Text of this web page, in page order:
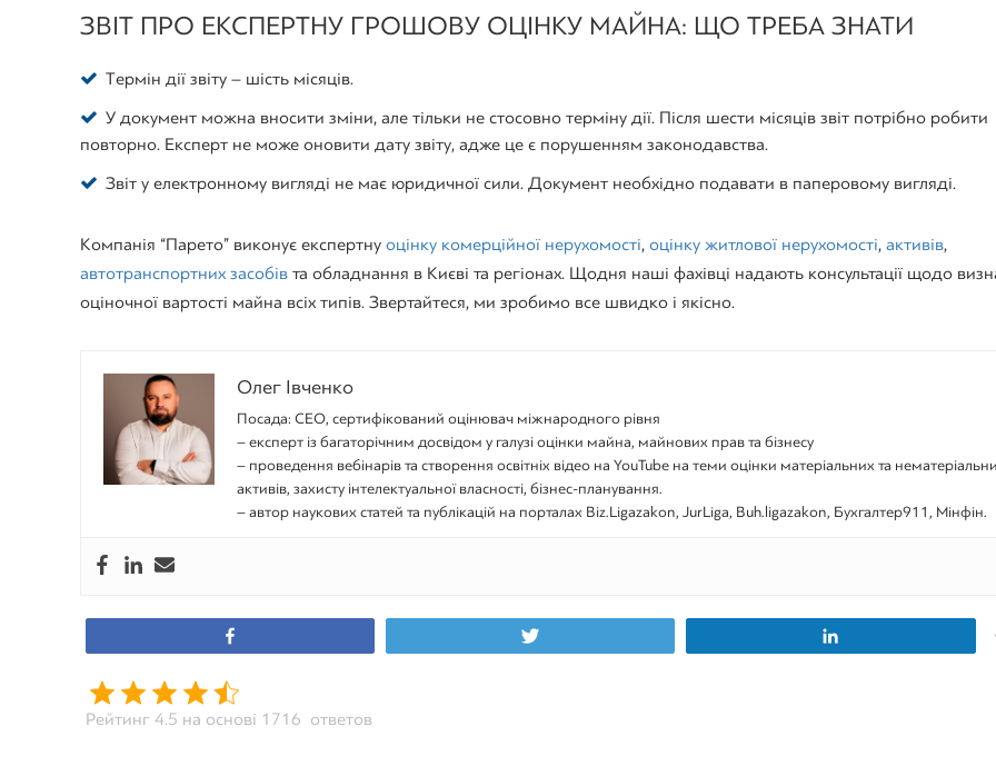
ЗВІТ ПРО ЕКСПЕРТНУ ГРОШОВУ ОЦІНКУ МАЙНА: ЩО ТРЕБА ЗНАТИ
Термін дії звіту – шість місяців.
У документ можна вносити зміни, але тільки не стосовно терміну дії. Після шести місяців звіт потрібно робити
повторно. Експерт не може оновити дату звіту, адже це є порушенням законодавства.
Звіт у електронному вигляді не має юридичної сили. Документ необхідно подавати в паперовому вигляді.
Компанія “Парето” виконує експертну оцінку комерційної нерухомості, оцінку житлової нерухомості, активів,
автотранспортних засобів та обладнання в Києві та регіонах. Щодня наші фахівці надають консультації щодо
оціночної вартості майна всіх типів. Звертайтеся, ми зробимо все швидко і якісно.
Олег Івченко
Посада: CEO, сертифікований оцінювач міжнародного рівня
– експерт із багаторічним досвідом у галузі оцінки майна, майнових прав та бізнесу
– проведення вебінарів та створення освітніх відео на YouTube на теми оцінки матеріальних та
активів, захисту інтелектуальної власності, бізнес-планування.
– автор наукових статей та публікацій на порталах Biz.Ligazakon, JurLiga, Buh.ligazakon, Бухгалтер911, Мінфін.
Рейтинг 4.5 на основі 1716 ответов